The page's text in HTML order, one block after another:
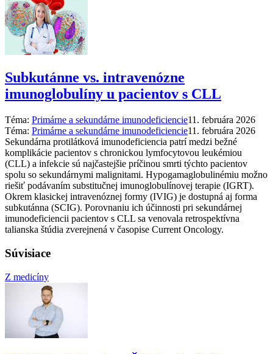
Subkutánne vs. intravenózne
imunoglobulíny u pacientov s CLL
Téma: Primárne a sekundárne imunodeficiencie11. februára 2026
Téma: Primárne a sekundárne imunodeficiencie11. februára 2026
Sekundárna protilátková imunodeficiencia patrí medzi bežné
komplikácie pacientov s chronickou lymfocytovou leukémiou
(CLL) a infekcie sú najčastejšie príčinou smrti týchto pacientov
spolu so sekundárnymi malignitami. Hypogamaglobulinémiu možno
riešiť podávaním substitučnej imunoglobulínovej terapie (IGRT).
Okrem klasickej intravenóznej formy (IVIG) je dostupná aj forma
subkutánna (SCIG). Porovnaniu ich účinnosti pri sekundárnej
imunodeficiencii pacientov s CLL sa venovala retrospektívna
talianska štúdia zverejnená v časopise Current Oncology.
Súvisiace
Z medicíny